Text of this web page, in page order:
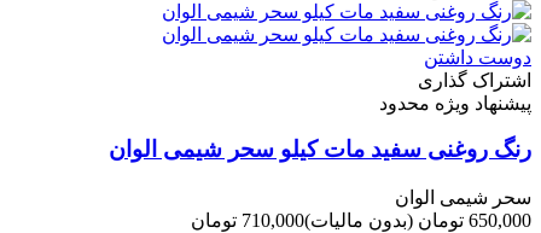
دوست داشتن
اشتراک گذاری
پیشنهاد ویژه محدود
رنگ روغنی سفید مات کیلو سحر شیمی الوان
سحر شیمی الوان
650,000 تومان
(بدون مالیات)710,000 تومان